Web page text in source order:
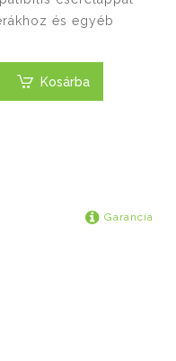
és egyéb
Kosárba
Garancia